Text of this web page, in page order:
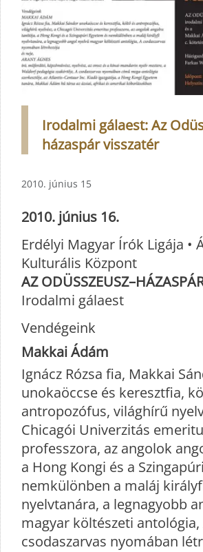
Irodalmi gálaest: Az
házaspár visszatér
2010. június 15
2010. június 16.
Erdélyi Magyar Írók Ligája •
Kulturális Központ
AZ
Irodalmi gálaest
Vendégeink
Makkai Ádám
Ignácz Rózsa fia, Makkai
unokaöccse és keresztfia,
antropozófus, világhírű
Chicagói Univerzitás
professzora, az angolok
a Hong Kongi és a
nemkülönben a maláj
nyelvtanára, a legnagyobb
magyar költészeti antológia,
csodaszarvas nyomában